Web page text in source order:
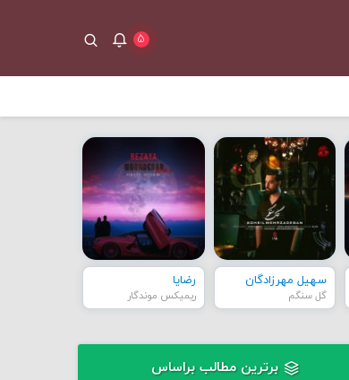
۵
سهیل مهرزادگان
گل سنگم
رضایا
ریمیکس موندگار
برترین مطالب براساس